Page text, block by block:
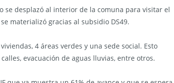
se desplazó al interior de la comuna para visitar el
materializó gracias al subsidio DS49.
4 áreas verdes y una sede social. Esto
evacuación de aguas lluvias, entre otros.